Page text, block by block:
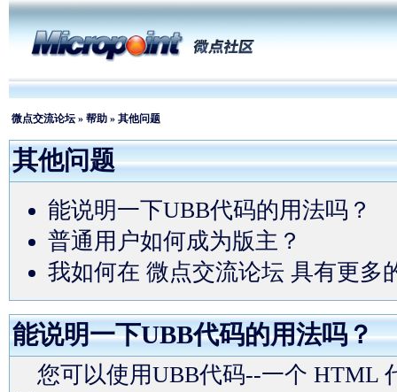
微点交流论坛 » 帮助 » 其他问题
其他问题
能说明一下UBB代码的用法吗？
普通用户如何成为版主？
我如何在 微点交流论坛 具有更多
能说明一下UBB代码的用法吗？
您可以使用UBB代码--一个 HTML